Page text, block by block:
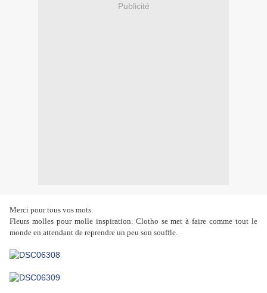
Publicité
Merci pour tous vos mots.
Fleurs molles pour molle inspiration. Clotho se met à faire comme tout le
monde en attendant de reprendre un peu son souffle.